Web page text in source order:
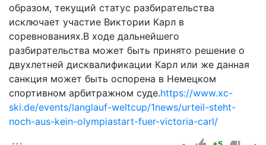
образом, текущий статус разбирательства
исключает участие Виктории Карл в
соревнованиях.В ходе дальнейшего
разбирательства может быть принято решение о
двухлетней дисквалификации Карл или же данная
санкция может быть оспорена в Немецком
спортивном арбитражном суде.https://www.xc-
ski.de/events/langlauf-weltcup/1news/urteil-steht-
noch-aus-kein-olympiastart-fuer-victoria-carl/